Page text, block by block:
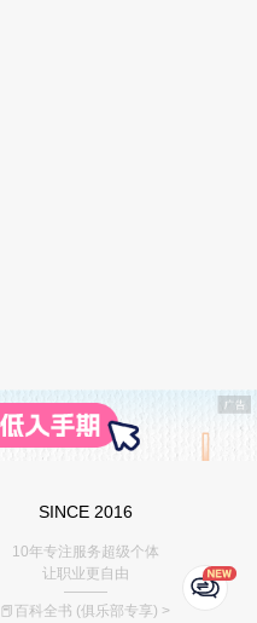
SINCE 2016
10年专注服务超级个体
让职业更自由
———
📕百科全书 (俱乐部专享) >